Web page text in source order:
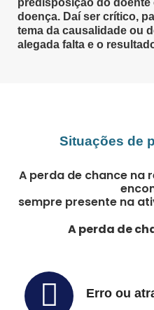
doença. Daí ser crítico,
tema da causalidade ou
alegada falta e o
Situações de
A perda de chance na
sempre presente na
A perda de
Erro ou